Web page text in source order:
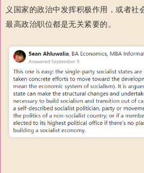
义国家的政治中发挥积极作用，或者社
最高政治职位都是无关紧要的。